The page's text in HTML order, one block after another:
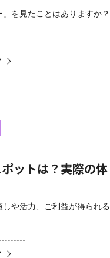
を見たことはありますか？
ットは？実際の体
や活力、ご利益が得られる